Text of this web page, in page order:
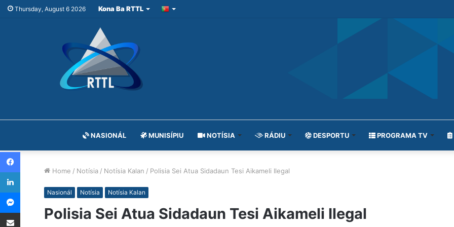
Thursday, August 6 2026 Kona Ba RTTL
NASIONÁL MUNISÍPIU NOTÍSIA RÁDIU DESPORTU PROGRAMA TV
Home / Notísia / Notísia Kalan / Polisia Sei Atua Sidadaun Tesi Aikameli Ilegal
Nasionál Notísia Notísia Kalan
Polisia Sei Atua Sidadaun Tesi Aikameli Ilegal
Facebook
LinkedIn
Messenger